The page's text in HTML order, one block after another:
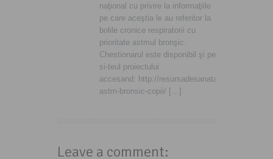
naţional cu privire la informaţiile
pe care aceştia le au referitor la
bolile cronice respiratorii cu
prioritate astmul bronşic.
Chestionarul este disponibil şi pe
si-teul proiectului
accesand: http://resursadesanatate.ro/
astm-bronsic-copii/ […]
Leave a comment: